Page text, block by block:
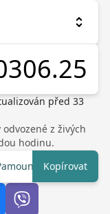
před 33
z živých
hodinu.
Kopírovat